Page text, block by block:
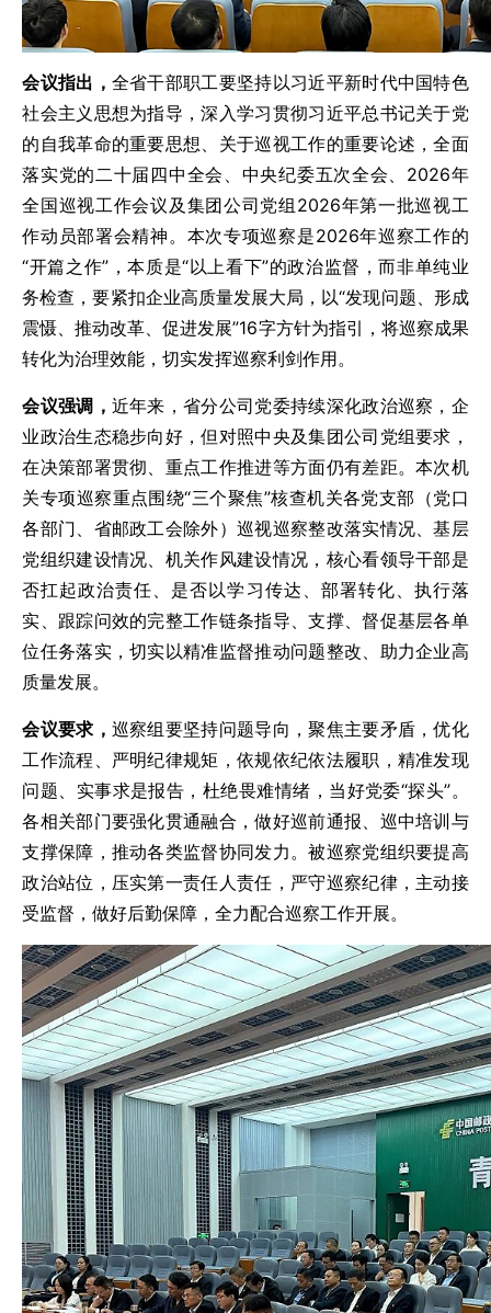
会议指出， 全省干部职工要坚持以习近平新时代中国特色
社会主义思想为指导，深入学习贯彻习近平总书记关于党
的自我革命的重要思想、关于巡视工作的重要论述，全面
落实党的二十届四中全会、中央纪委五次全会、2026年
全国巡视工作会议及集团公司党组2026年第一批巡视工
作动员部署会精神。本次专项巡察是2026年巡察工作的
“开篇之作”，本质是“以上看下”的政治监督，而非单纯业
务检查，要紧扣企业高质量发展大局，以“发现问题、形成
震慑、推动改革、促进发展”16字方针为指引，将巡察成果
转化为治理效能，切实发挥巡察利剑作用。
会议强调， 近年来，省分公司党委持续深化政治巡察，企
业政治生态稳步向好，但对照中央及集团公司党组要求，
在决策部署贯彻、重点工作推进等方面仍有差距。本次机
关专项巡察重点围绕“三个聚焦”核查机关各党支部（党口
各部门、省邮政工会除外）巡视巡察整改落实情况、基层
党组织建设情况、机关作风建设情况，核心看领导干部是
否扛起政治责任、是否以学习传达、部署转化、执行落
实、跟踪问效的完整工作链条指导、支撑、督促基层各单
位任务落实，切实以精准监督推动问题整改、助力企业高
质量发展。
会议要求， 巡察组要坚持问题导向，聚焦主要矛盾，优化
工作流程、严明纪律规矩，依规依纪依法履职，精准发现
问题、实事求是报告，杜绝畏难情绪，当好党委“探头”。
各相关部门要强化贯通融合，做好巡前通报、巡中培训与
支撑保障，推动各类监督协同发力。被巡察党组织要提高
政治站位，压实第一责任人责任，严守巡察纪律，主动接
受监督，做好后勤保障，全力配合巡察工作开展。